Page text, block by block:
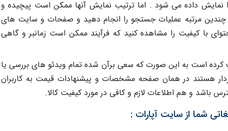
داده می شود . اما ترتیب نمایش آنها ممکن است پیچیده و
چندین مرتبه عملیات جستجو را انجام دهید و صفحات و سایت های
با کیفیت را مشاهده کنید که فرآیند ممکن است زمانبر و گاهی
کرده است به این صورت که سعی برآن شده تمام ویدئو های بررسی یا
هستند در همان صفحه مشخصات و پیشنهادات قیمت به کاربران
باشد و هم اطلاعات لازم و کافی در مورد کیفیت کالا.
شما از سایت آپارات :